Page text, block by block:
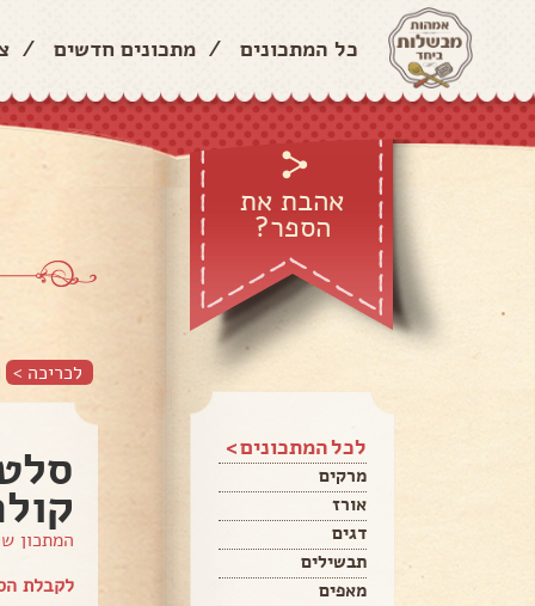
כל המתכונים / מתכונים חדשים /
אהבת את
הספר?
לכל המתכונים >
מרקים
אורז
דגים
תבשילים
מאפים
לכריכה >
המתכון
לקבלת